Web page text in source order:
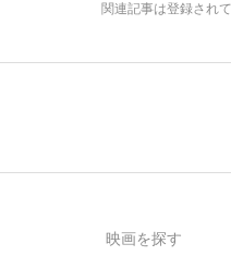
関連記事は登録されて
映画を探す